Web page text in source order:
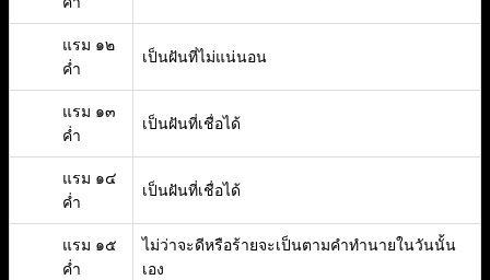
แรม ๑๒
ค่ำ
เป็นฝันที่ไม่แน่นอน
แรม ๑๓
ค่ำ
เป็นฝันที่เชื่อได้
แรม ๑๔
ค่ำ
เป็นฝันที่เชื่อได้
แรม ๑๕
ค่ำ
ไม่ว่าจะดีหรือร้ายจะเป็นตามคำทำนายในวันนั้น
เอง